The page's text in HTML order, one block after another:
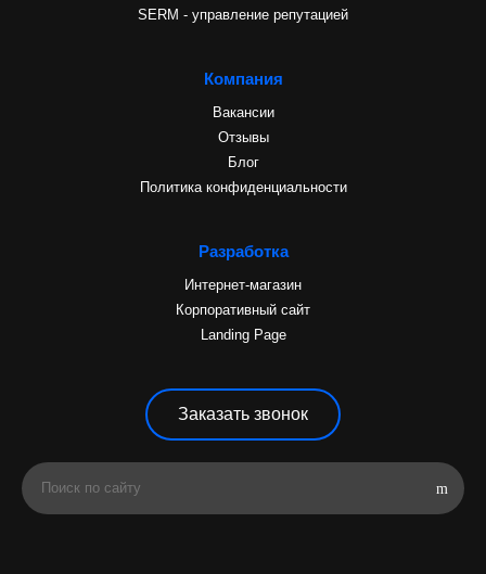
SERM - управление репутацией
Компания
Вакансии
Отзывы
Блог
Политика конфиденциальности
Разработка
Интернет-магазин
Корпоративный сайт
Landing Page
Заказать звонок